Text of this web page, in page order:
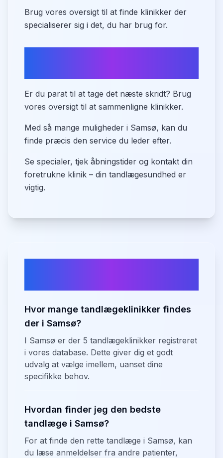
Brug vores oversigt til at finde klinikker der
specialiserer sig i det, du har brug for.
Er du parat til at tage det næste skridt? Brug
vores oversigt til at sammenligne klinikker.
Med så mange muligheder i Samsø, kan du
finde præcis den service du leder efter.
Se specialer, tjek åbningstider og kontakt din
foretrukne klinik – din tandlægesundhed er
vigtig.
Hvor mange tandlægeklinikker findes
der i Samsø?
I Samsø er der 5 tandlægeklinikker registreret
i vores database. Dette giver dig et godt
udvalg at vælge imellem, uanset dine
specifikke behov.
Hvordan finder jeg den bedste
tandlæge i Samsø?
For at finde den rette tandlæge i Samsø, kan
du læse anmeldelser fra andre patienter,